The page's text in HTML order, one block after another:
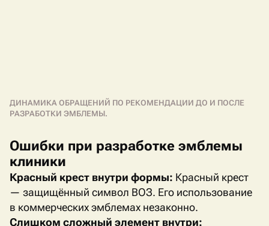
ДИНАМИКА ОБРАЩЕНИЙ ПО РЕКОМЕНДАЦИИ ДО И ПОСЛЕ
РАЗРАБОТКИ ЭМБЛЕМЫ.
Ошибки при разработке эмблемы
клиники
Красный крест внутри формы: Красный крест
— защищённый символ ВОЗ. Его использование
в коммерческих эмблемах незаконно.
Слишком сложный элемент внутри: